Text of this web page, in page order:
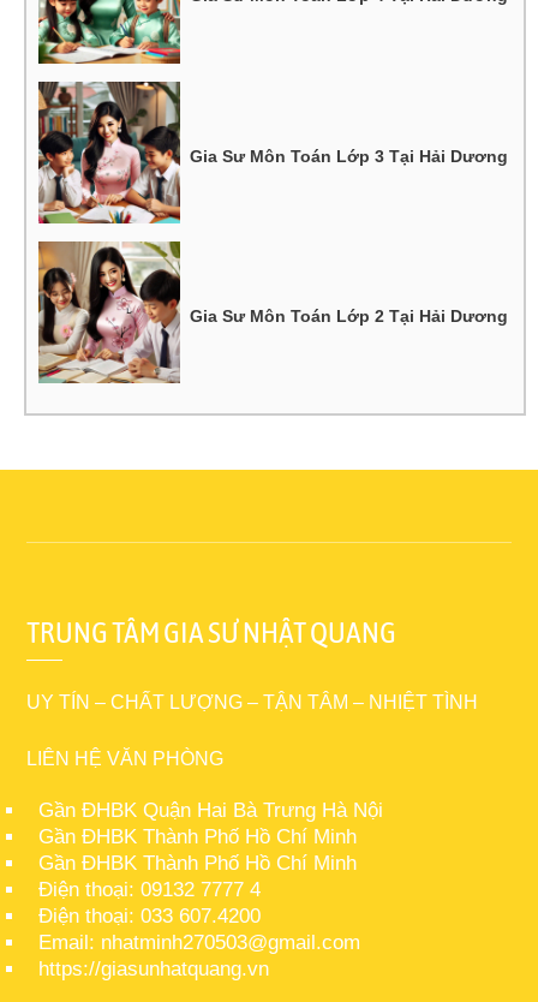
Gia Sư Môn Toán Lớp 3 Tại Hải Dương
Gia Sư Môn Toán Lớp 2 Tại Hải Dương
TRUNG TÂM GIA SƯ NHẬT QUANG
UY TÍN – CHẤT LƯỢNG – TẬN TÂM – NHIỆT TÌNH
LIÊN HỆ VĂN PHÒNG
Gần ĐHBK Quận Hai Bà Trưng Hà Nội
Gần ĐHBK Thành Phố Hồ Chí Minh
Gần ĐHBK Thành Phố Hồ Chí Minh
Điện thoại: 09132 7777 4
Điện thoại: 033 607.4200
Email: nhatminh270503@gmail.com
https://giasunhatquang.vn